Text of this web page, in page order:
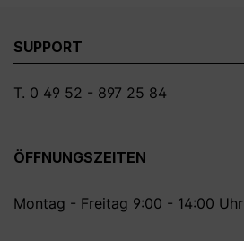
SUPPORT
T. 0 49 52 - 897 25 84
ÖFFNUNGSZEITEN
Montag - Freitag 9:00 - 14:00 Uhr